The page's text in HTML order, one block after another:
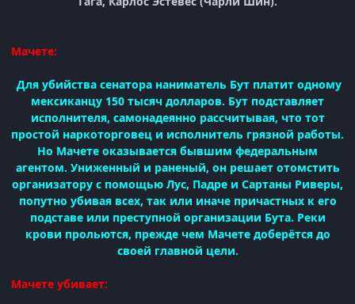
Мачете:
Для убийства сенатора наниматель Бут платит одному
мексиканцу 150 тысяч долларов. Бут подставляет
исполнителя, самонадеянно рассчитывая, что тот
простой наркоторговец и исполнитель грязной работы.
Но Мачете оказывается бывшим федеральным
агентом. Униженный и раненый, он решает отомстить
организатору с помощью Лус, Падре и Сартаны Риверы,
попутно убивая всех, так или иначе причастных к его
подставе или преступной организации Бута. Реки
крови прольются, прежде чем Мачете доберётся до
своей главной цели.
Мачете убивает: